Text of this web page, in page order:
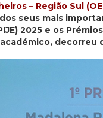
– Região Sul
seus mais
2025 e os
decorreu